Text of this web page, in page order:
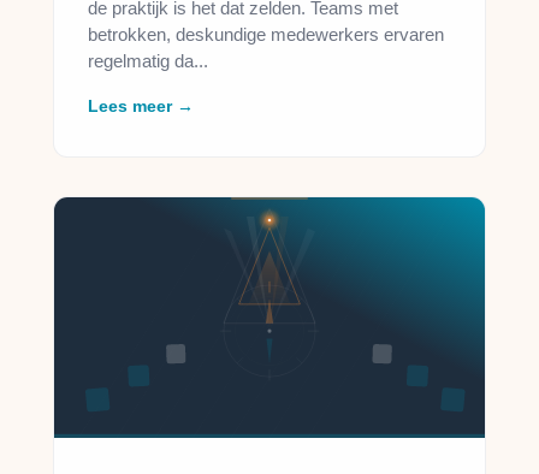
de praktijk is het dat zelden. Teams met
betrokken, deskundige medewerkers ervaren
regelmatig da...
Lees meer →